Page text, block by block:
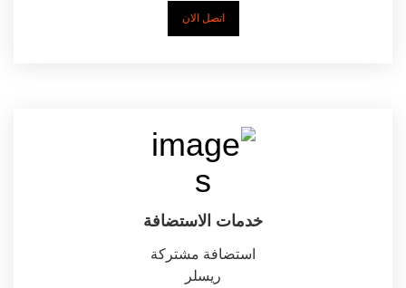
اتصل الان
خدمات الاستضافة
استضافة مشتركة
ريسلر